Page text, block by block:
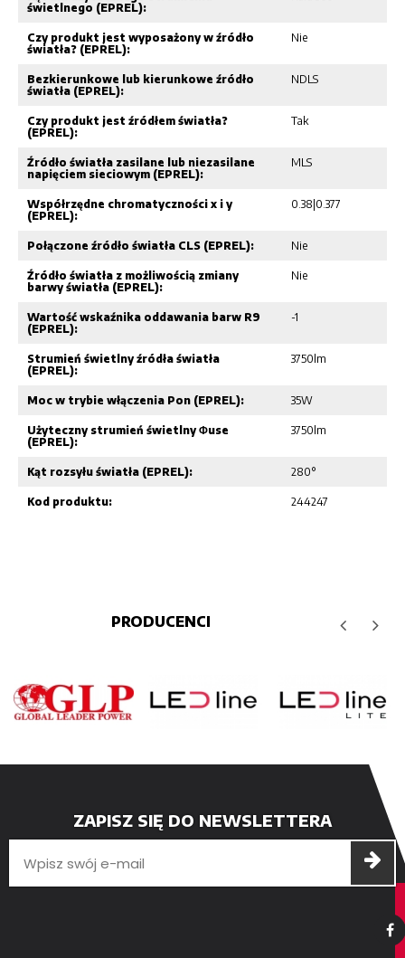
świetlnego (EPREL):
Czy produkt jest wyposażony w źródło
światła? (EPREL):
Nie
Bezkierunkowe lub kierunkowe źródło
światła (EPREL):
NDLS
Czy produkt jest źródłem światła?
(EPREL):
Tak
Źródło światła zasilane lub niezasilane
napięciem sieciowym (EPREL):
MLS
Współrzędne chromatyczności x i y
(EPREL):
0.38|0.377
Połączone źródło światła CLS (EPREL): Nie
Źródło światła z możliwością zmiany
barwy światła (EPREL):
Nie
Wartość wskaźnika oddawania barw R9
(EPREL):
-1
Strumień świetlny źródła światła
(EPREL):
3750lm
Moc w trybie włączenia Pon (EPREL): 35W
Użyteczny strumień świetlny Φuse
(EPREL):
3750lm
Kąt rozsyłu światła (EPREL): 280°
Kod produktu: 244247
PRODUCENCI
ZAPISZ SIĘ DO NEWSLETTERA